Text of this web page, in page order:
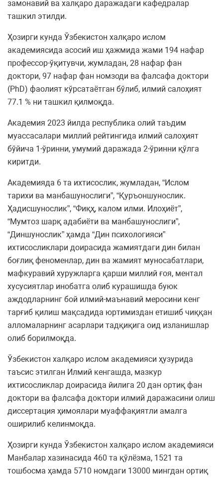
замонавий ва халқаро даражадаги кафедралар
ташкил этилди.
Ҳозирги кунда Ўзбекистон халқаро ислом
академиясида асосий иш ҳажмида жами 194 нафар
профессор-ўқитувчи, жумладан, 28 нафар фан
доктори, 97 нафар фан номзоди ва фалсафа доктори
(PhD) фаолият кўрсатаётган бўлиб, илмий салоҳият
77.1 % ни ташкил қилмоқда.
Академия 2023 йилда республика олий таъдим
муассасалари миллий рейтингида илмий салоҳият
бўйича 1-ўринни, умумий даражада 2-ўринни қўлга
киритди.
Академияда 6 та ихтисослик, жумладан, “Ислом
тарихи ва манбашунослиги”, “Қуръоншунослик.
Ҳадисшунослик”, “Фиқҳ, калом илми. Илоҳиёт”,
“Мумтоз шарқ адабиёти ва манбашунослиги”,
“Диншунослик” ҳамда “Дин психологияси”
ихтисосликлари доирасида жамиятдаги дин билан
боғлиқ феноменлар, дин ва жамият муносабатлари,
мафкуравий хуружларга қарши миллий ғоя, ментал
хусусиятлар инобатга олиб курашишда буюк
аждодларнинг бой илмий-маънавий меросини кенг
тарғиб қилиш мақсадида юртимиздан етишиб чиққан
алломаларнинг асарлари тадқиқига оид изланишлар
олиб борилмоқда.
Ўзбекистон халқаро ислом академияси ҳузурида
таъсис этилган Илмий кенгашда, мазкур
ихтисосликлар доирасида йилига 20 дан ортиқ фан
доктори ва фалсафа доктори илмий даражасини олиш
диссертация ҳимоялари муаффақиятли амалга
оширилиб келинмоқда.
Ҳозирги кунда Ўзбекистон халқаро ислом академияси
Манбалар хазинасида 460 та қўлёзма, 1521 та
тошбосма ҳамда 5710 номдаги 13000 мингдан ортиқ